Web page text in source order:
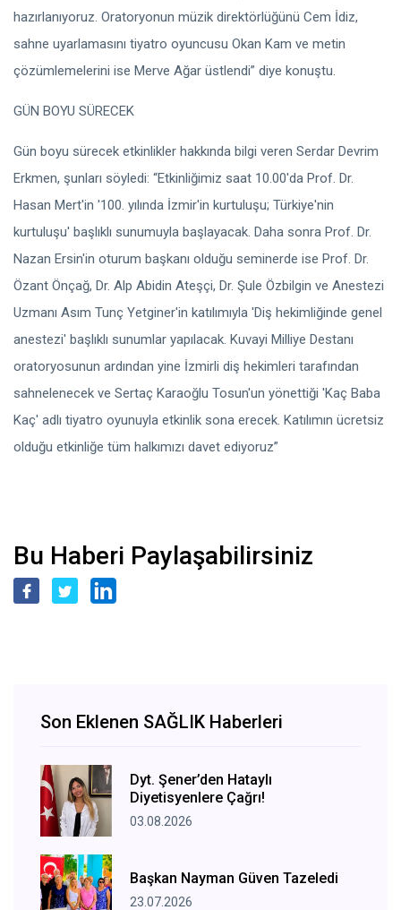
hazırlanıyoruz. Oratoryonun müzik direktörlüğünü Cem İdiz,
sahne uyarlamasını tiyatro oyuncusu Okan Kam ve metin
çözümlemelerini ise Merve Ağar üstlendi” diye konuştu.
GÜN BOYU SÜRECEK
Gün boyu sürecek etkinlikler hakkında bilgi veren Serdar Devrim
Erkmen, şunları söyledi: “Etkinliğimiz saat 10.00'da Prof. Dr.
Hasan Mert'in '100. yılında İzmir'in kurtuluşu; Türkiye'nin
kurtuluşu' başlıklı sunumuyla başlayacak. Daha sonra Prof. Dr.
Nazan Ersin'in oturum başkanı olduğu seminerde ise Prof. Dr.
Özant Önçağ, Dr. Alp Abidin Ateşçi, Dr. Şule Özbilgin ve Anestezi
Uzmanı Asım Tunç Yetginer'in katılımıyla 'Diş hekimliğinde genel
anestezi' başlıklı sunumlar yapılacak. Kuvayi Milliye Destanı
oratoryosunun ardından yine İzmirli diş hekimleri tarafından
sahnelenecek ve Sertaç Karaoğlu Tosun'un yönettiği 'Kaç Baba
Kaç' adlı tiyatro oyunuyla etkinlik sona erecek. Katılımın ücretsiz
olduğu etkinliğe tüm halkımızı davet ediyoruz”
Bu Haberi Paylaşabilirsiniz
Son Eklenen SAĞLIK Haberleri
Dyt. Şener’den Hataylı
Diyetisyenlere Çağrı!
03.08.2026
Başkan Nayman Güven Tazeledi
23.07.2026